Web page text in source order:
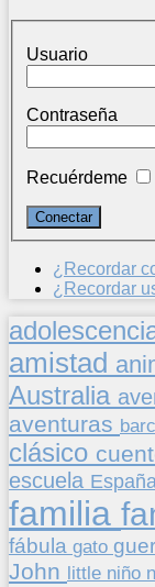
Usuario
Contraseña
Recuérdeme
¿Recordar
¿Recordar
amistad
Australia
aventuras
clásico
escuela
familia
fábula gato
John little niño